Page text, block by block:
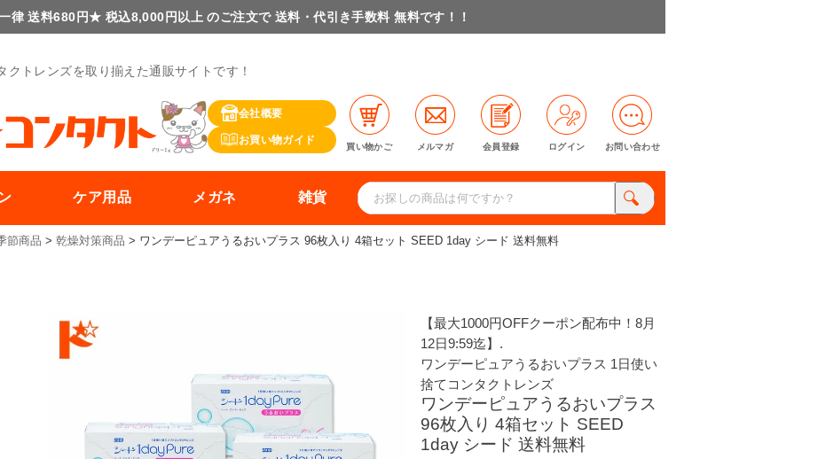
律 送料680円★ 税込8,000円以上 のご注文で 送料・代引き手数料 無料です！！
クトレンズを取り揃えた通販サイトです！
会社概要
お買い物ガイド
買い物かご メルマガ 会員登録 ログイン お問い合わせ
ケア用品 メガネ 雑貨
節商品 乾燥対策商品 ワンデーピュアうるおいプラス 96枚入り 4箱セット SEED 1day シード 送料無料
【最大1000円OFFクーポン配布中！8月
12日9:59迄】.
ワンデーピュアうるおいプラス 1日使い
捨てコンタクトレンズ
ワンデーピュアうるおいプラス
96枚入り 4箱セット SEED
1day シード 送料無料